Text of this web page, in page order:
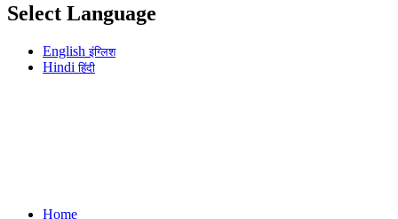
Select Language
Englishइंग्लिश
Hindiहिंदी
Home